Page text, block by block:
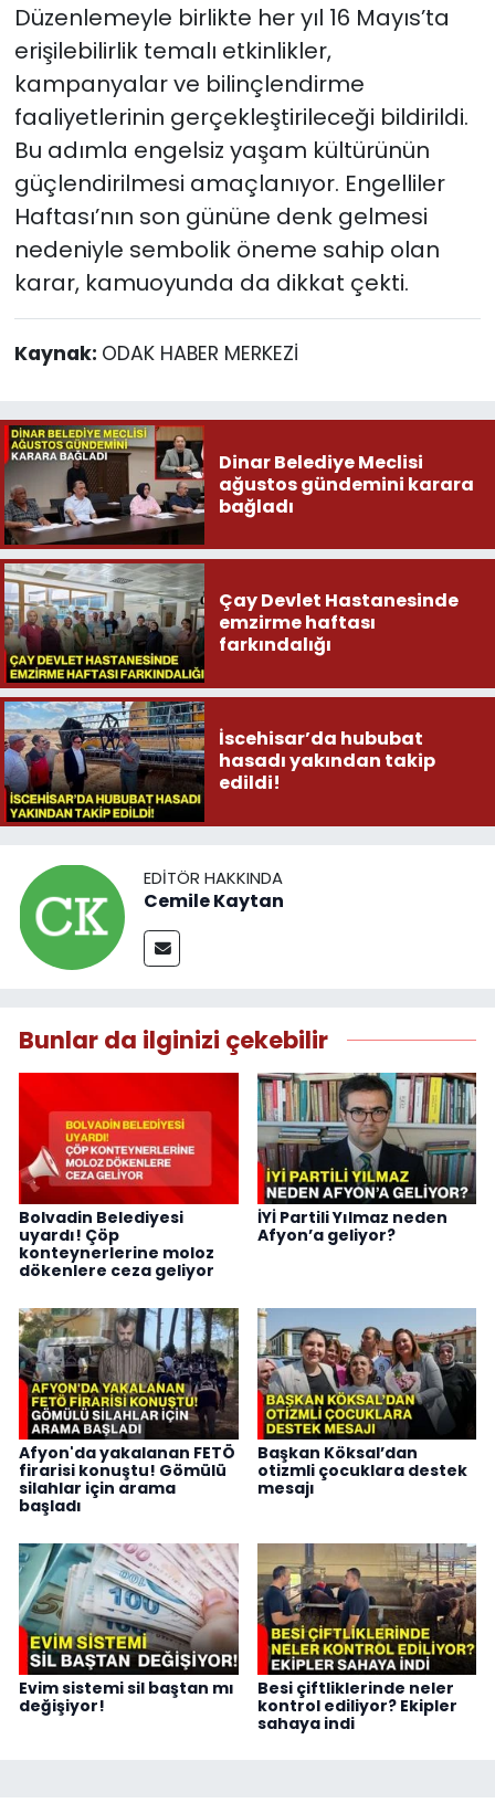
Düzenlemeyle birlikte her yıl 16 Mayıs’ta
erişilebilirlik temalı etkinlikler,
kampanyalar ve bilinçlendirme
faaliyetlerinin gerçekleştirileceği bildirildi.
Bu adımla engelsiz yaşam kültürünün
güçlendirilmesi amaçlanıyor. Engelliler
Haftası’nın son gününe denk gelmesi
nedeniyle sembolik öneme sahip olan
karar, kamuoyunda da dikkat çekti.
Kaynak: ODAK HABER MERKEZİ
Dinar Belediye Meclisi
ağustos gündemini karara
bağladı
Çay Devlet Hastanesinde
emzirme haftası
farkındalığı
İscehisar’da hububat
hasadı yakından takip
edildi!
EDITÖR HAKKINDA
Cemile Kaytan
Bunlar da ilginizi çekebilir
Bolvadin Belediyesi
uyardı! Çöp
konteynerlerine moloz
dökenlere ceza geliyor
İYİ Partili Yılmaz neden
Afyon’a geliyor?
Afyon'da yakalanan FETÖ
firarisi konuştu! Gömülü
silahlar için arama
başladı
Başkan Köksal’dan
otizmli çocuklara destek
mesajı
Evim sistemi sil baştan mı
değişiyor!
Besi çiftliklerinde neler
kontrol ediliyor? Ekipler
sahaya indi